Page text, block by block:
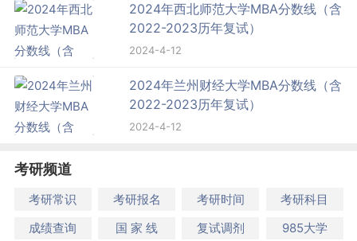
2024年西北师范大学MBA分数线（含
2022-2023历年复试）
2024-4-12
2024年兰州财经大学MBA分数线（含
2022-2023历年复试）
2024-4-12
考研频道
考研常识 考研报名 考研时间
考研科目
成绩查询
国 家 线 复试调剂 985大学